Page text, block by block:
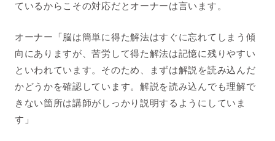
ているからこその対応だとオーナーは言います。
オーナー「脳は簡単に得た解法はすぐに忘れてしまう傾
向にありますが、苦労して得た解法は記憶に残りやすい
といわれています。そのため、まずは解説を読み込んだ
かどうかを確認しています。解説を読み込んでも理解で
きない箇所は講師がしっかり説明するようにしていま
す」